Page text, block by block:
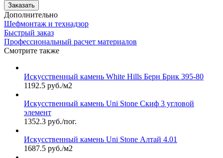
Заказать
Дополнительно
Шефмонтаж и технадзор
Быстрый заказ
Профессиональный расчет материалов
Смотрите также
Искусственный камень White Hills Берн Брик 395-80
1192.5 руб./м2
Искусственный камень Uni Stone Скиф 3 угловой
элемент
1352.3 руб./пог.
Искусственный камень Uni Stone Алтай 4.01
1687.5 руб./м2